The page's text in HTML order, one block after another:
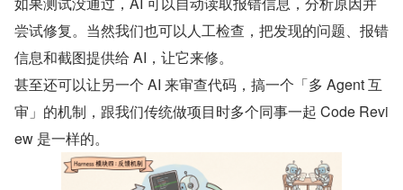
尝试修复。当然我们也可以人工检查，把发现的问题、报错
信息和截图提供给 AI，让它来修。
甚至还可以让另一个 AI 来审查代码，搞一个「多 Agent 互
审」的机制，跟我们传统做项目时多个同事一起 Code Revi
ew 是一样的。